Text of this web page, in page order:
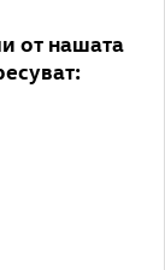
от нашата